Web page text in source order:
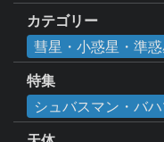
カテゴリー
彗星・小惑星・準
特集
シュバスマン・バ